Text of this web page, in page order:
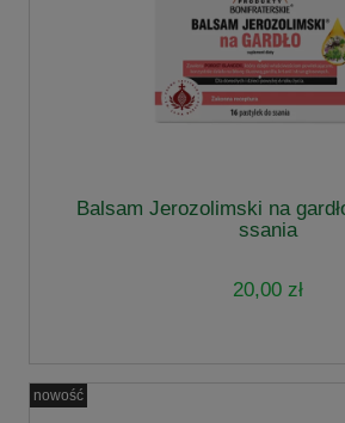
Balsam Jerozolimski na
ssania
20,00 zł
nowość